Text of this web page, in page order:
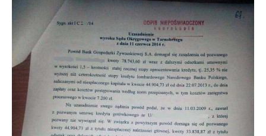
Doradztwo prawne
Doradztwo & konsulting
Negocjacje z wierzycielami
Doradztwo & konsulting